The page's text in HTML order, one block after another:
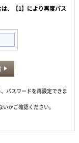
、【1】により再度パス
パスワードを再設定できま
かご確認ください。